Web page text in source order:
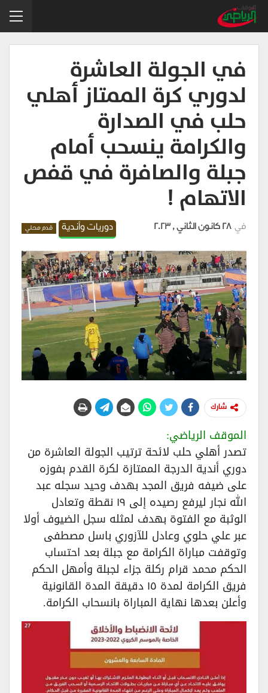
في الجولة العاشرة
لدوري كرة الممتاز أهلي
حلب في الصدارة
والكرامة ينسحب أمام
جبلة والصافرة في قفص
الاتهام !
دوريات وأندية قدم محلي في 28 كانون الثاني , 2023
شارك
الموقف الرياضي:
تصدر أهلي حلب لائحة ترتيب الجولة العاشرة من
دوري أندية الدرجة الممتازة لكرة القدم بفوزه
على ضيفه فريق المجد بهدف وحيد سجله عبد
الله نجار ليرفع رصيده إلى ١٩ نقطة وتعادل
الوثبة مع الفتوة بهدف لمثله سجل الضيوف أولا
عبر علي حلوي وعادل للآزوري باسل مصطفى
وتوقفت مباراة الكرامة مع جبلة بعد احتساب
الحكم محمد قرام ركلة جزاء لجبلة وأمهل الحكم
فريق الكرامة لمدة ١٥ دقيقة المدة القانونية
وأعلن بعدها نهاية المباراة بانسحاب الكرامة.